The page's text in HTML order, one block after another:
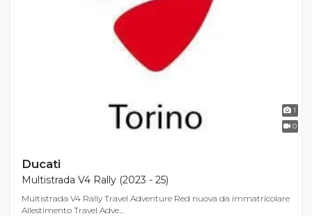
1
0
Ducati
Multistrada V4 Rally (2023 - 25)
Multistrada V4 Rally Travel Adventure Red nuova da immatricolare
Allestimento Travel Adve...